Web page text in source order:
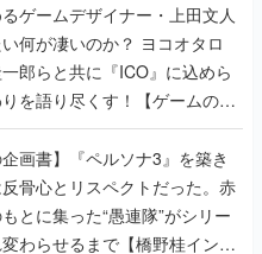
ゲームデザイナー・上田文人
何が凄いのか？ ヨコオタロ
郎らと共に『ICO』に込めら
を語り尽くす！【ゲームの企
企画書】『ペルソナ3』を築き
反骨心とリスペクトだった。赤
とに集った“愚連隊”がシリー
わらせるまで【橋野桂インタ